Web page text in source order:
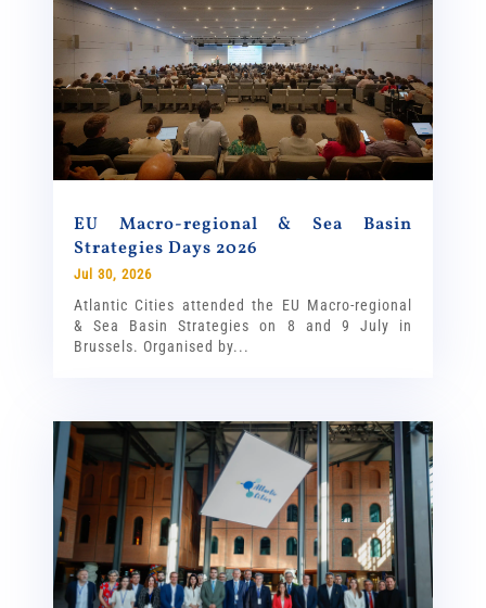
EU Macro-regional & Sea Basin
Strategies Days 2026
Jul 30, 2026
Atlantic Cities attended the EU Macro-regional
& Sea Basin Strategies on 8 and 9 July in
Brussels. Organised by...